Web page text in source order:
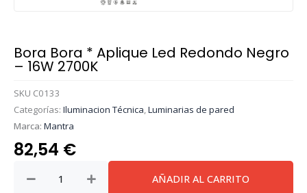
Bora Bora * Aplique Led Redondo Negro
– 16W 2700K
SKU C0133
Categorías: Iluminacion Técnica,Luminarias de pared
Marca: Mantra
82,54 €
Bora
AÑADIR AL CARRITO